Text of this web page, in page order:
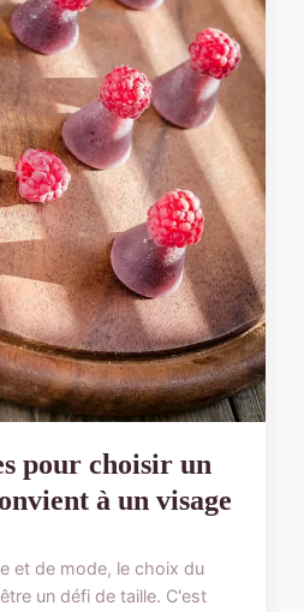
pour choisir un
à un visage
et de mode, le choix du
un défi de taille. C'est